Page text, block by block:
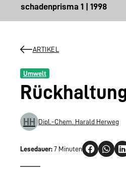
ARTIKEL
Umwelt
HH Dipl.-Chem. Harald Herweg
Lesedauer: 7 Minuten